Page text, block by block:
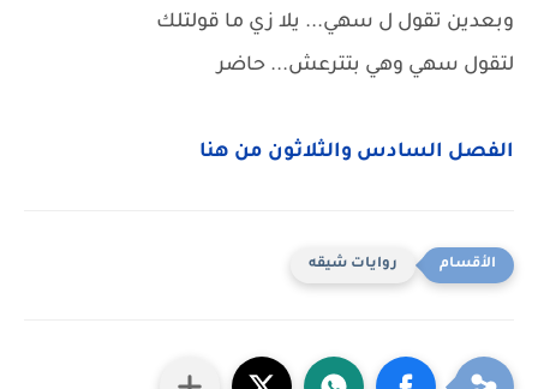
وبعدين تقول ل سهي... يلا زي ما قولتلك
لتقول سهي وهي بتترعش... حاضر
الفصل السادس والثلاثون من هنا
روايات شيقه